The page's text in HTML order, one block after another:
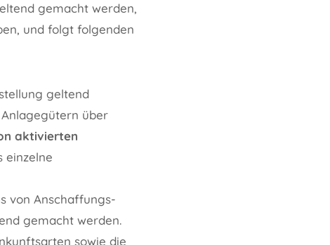
gemacht werden,
und folgt folgenden
geltend
über
aktivierten
einzelne
von Anschaffungs-
gemacht werden.
sowie die